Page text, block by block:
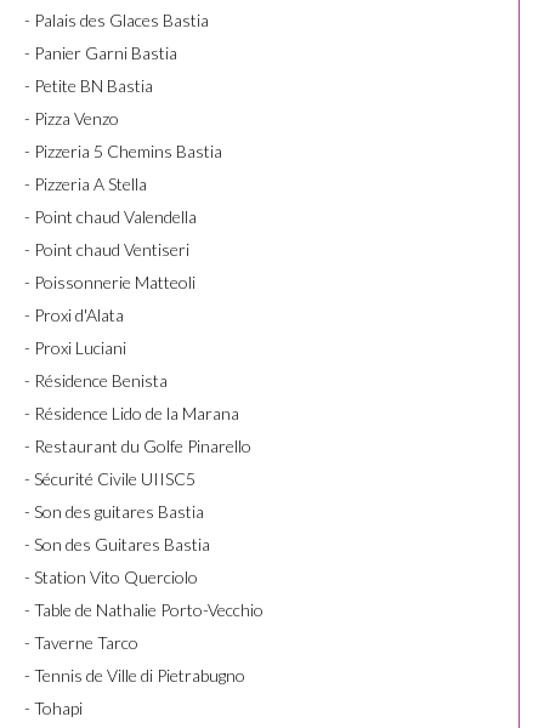
- Palais des Glaces Bastia
- Panier Garni Bastia
- Petite BN Bastia
- Pizza Venzo
- Pizzeria 5 Chemins Bastia
- Pizzeria A Stella
- Point chaud Valendella
- Point chaud Ventiseri
- Poissonnerie Matteoli
- Proxi d'Alata
- Proxi Luciani
- Résidence Benista
- Résidence Lido de la Marana
- Restaurant du Golfe Pinarello
- Sécurité Civile UIISC5
- Son des guitares Bastia
- Son des Guitares Bastia
- Station Vito Querciolo
- Table de Nathalie Porto-Vecchio
- Taverne Tarco
- Tennis de Ville di Pietrabugno
- Tohapi